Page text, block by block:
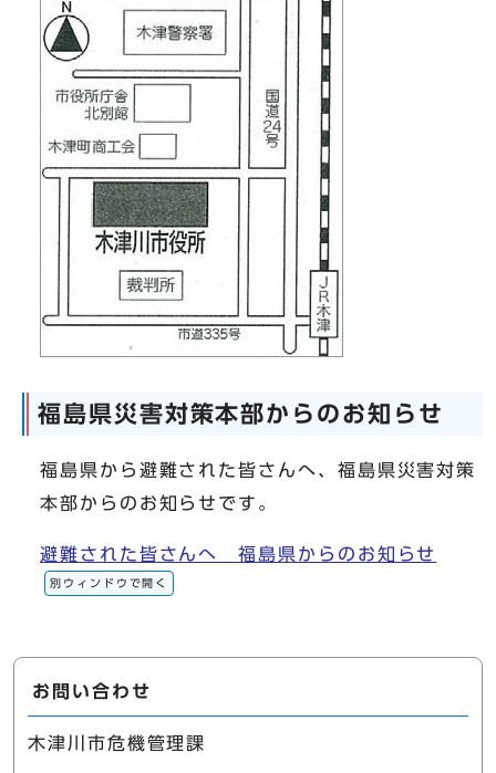
福島県災害対策本部からのお知らせ
福島県から避難された皆さんへ、福島県災害対策
本部からのお知らせです。
避難された皆さんへ 福島県からのお知らせ
別ウィンドウで開く
お問い合わせ
木津川市危機管理課